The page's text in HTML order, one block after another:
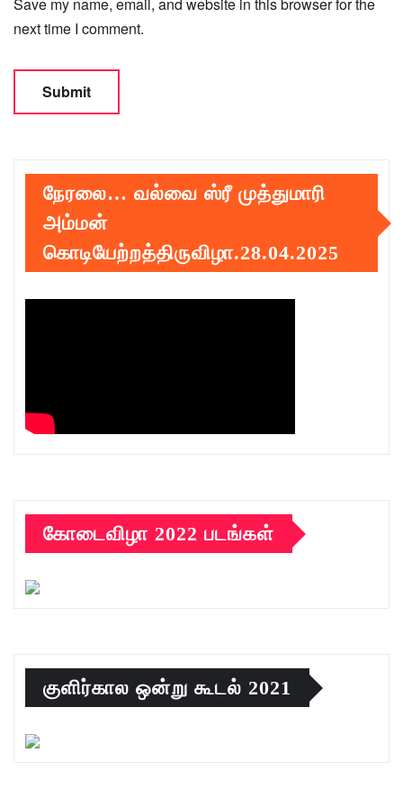
Save my name, email, and website in this browser for the
next time I comment.
நேரலை… வல்வை ஸ்ரீ முத்துமாரி
அம்மன்
கொடியேற்றத்திருவிழா.28.04.2025
கோடைவிழா 2022 படங்கள்
குளிர்கால ஒன்று கூடல் 2021